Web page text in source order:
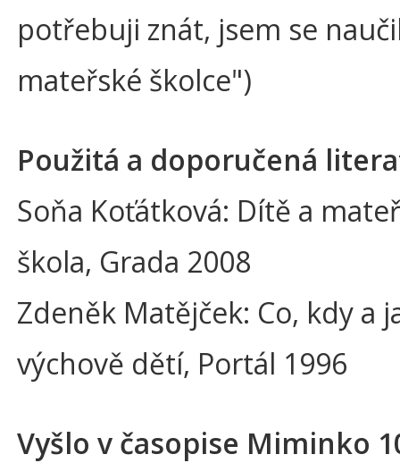
potřebuji znát, jsem se
mateřské školce")
Použitá a doporučená
Soňa Koťátková: Dítě a
škola, Grada 2008
Zdeněk Matějček: Co, kdy a
výchově dětí, Portál 1996
Vyšlo v časopise Miminko